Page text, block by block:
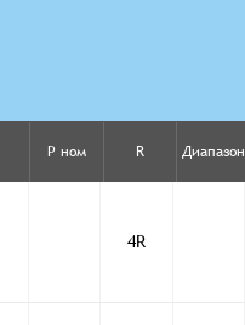
P ном R Диапазон
4R